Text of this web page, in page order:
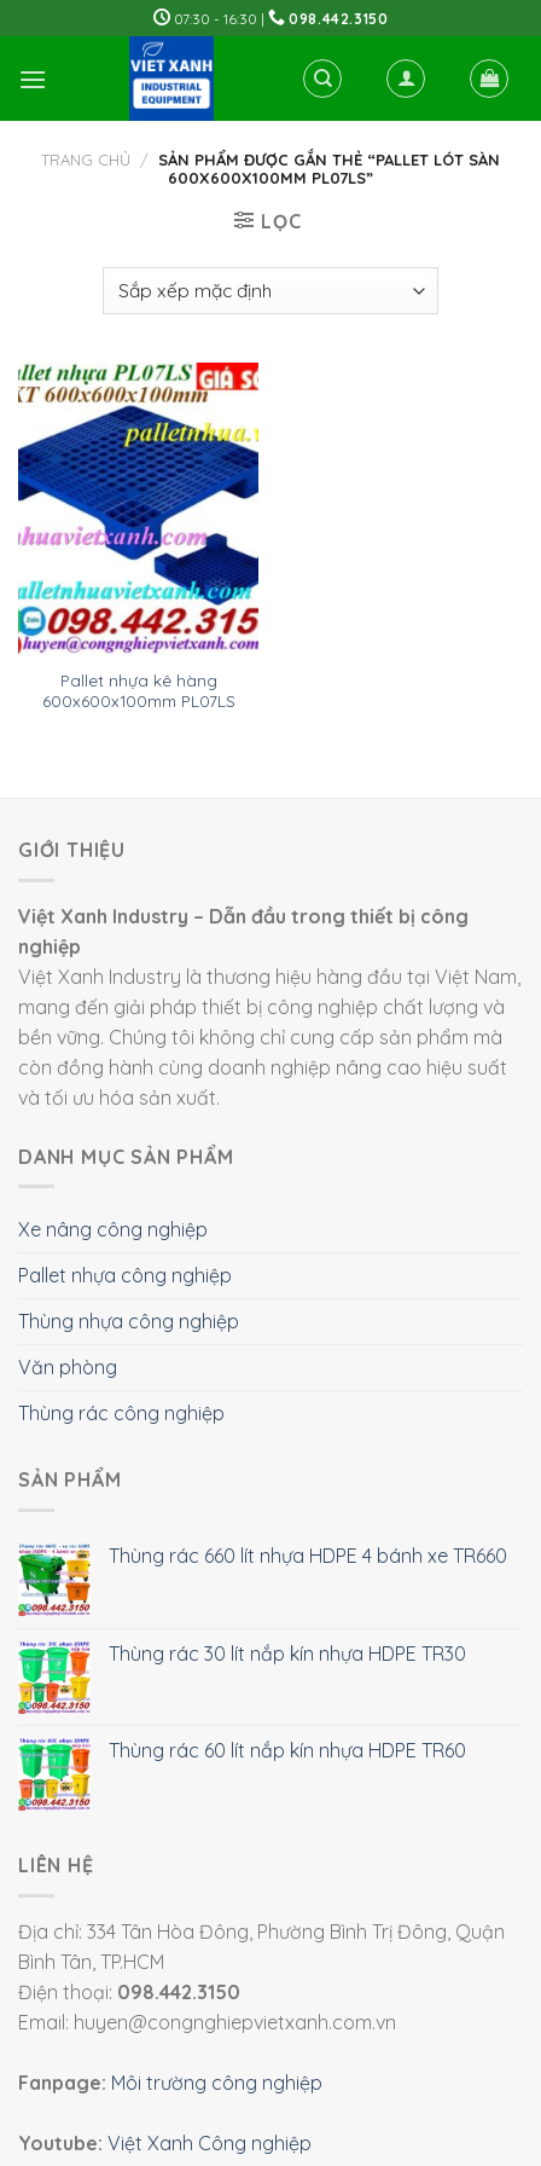
to
content
07:30 - 16:30 | 098.442.3150
TRANG CHỦ / SẢN PHẨM ĐƯỢC GẮN THẺ “PALLET LÓT SÀN
600X600X100MM PL07LS”
LỌC
Pallet nhựa kê hàng
600x600x100mm PL07LS
GIỚI THIỆU
Việt Xanh Industry – Dẫn đầu trong thiết bị công
nghiệp
Việt Xanh Industry là thương hiệu hàng đầu tại Việt Nam,
mang đến giải pháp thiết bị công nghiệp chất lượng và
bền vững. Chúng tôi không chỉ cung cấp sản phẩm mà
còn đồng hành cùng doanh nghiệp nâng cao hiệu suất
và tối ưu hóa sản xuất.
DANH MỤC SẢN PHẨM
Xe nâng công nghiệp
Pallet nhựa công nghiệp
Thùng nhựa công nghiệp
Văn phòng
Thùng rác công nghiệp
SẢN PHẨM
Thùng rác 660 lít nhựa HDPE 4 bánh xe TR660
Thùng rác 30 lít nắp kín nhựa HDPE TR30
Thùng rác 60 lít nắp kín nhựa HDPE TR60
LIÊN HỆ
Địa chỉ: 334 Tân Hòa Đông, Phường Bình Trị Đông, Quận
Bình Tân, TP.HCM
Điện thoại: 098.442.3150
Email: huyen@congnghiepvietxanh.com.vn
Fanpage: Môi trường công nghiệp
Youtube: Việt Xanh Công nghiệp